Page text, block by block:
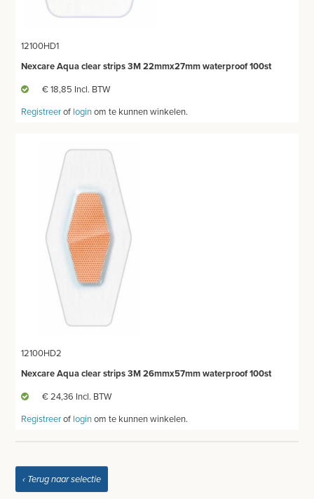
VERBRUIKSMATERIAAL
MEUBILAIR - INSTALLATIEMATERIAAL
TWEEDEHANDS - LIQUIDATIE
PRODUCT NIET GEVONDEN?
12100HD1
Nexcare Aqua clear strips 3M 22mmx27mm waterproof 100st
€ 18,85 Incl. BTW
Registreerof loginom te kunnen winkelen.
12100HD2
Nexcare Aqua clear strips 3M 26mmx57mm waterproof 100st
€ 24,36 Incl. BTW
Registreerof loginom te kunnen winkelen.
‹ Terug naar selectie